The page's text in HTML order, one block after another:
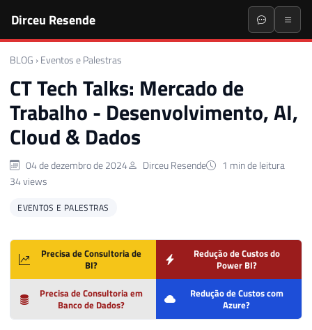
Dirceu Resende
BLOG › Eventos e Palestras
CT Tech Talks: Mercado de
Trabalho - Desenvolvimento, AI,
Cloud & Dados
04 de dezembro de 2024 Dirceu Resende
1 min de leitura
34 views
EVENTOS E PALESTRAS
Precisa de Consultoria de
BI?
Redução de Custos do
Power BI?
Precisa de Consultoria em
Banco de Dados?
Redução de Custos com
Azure?